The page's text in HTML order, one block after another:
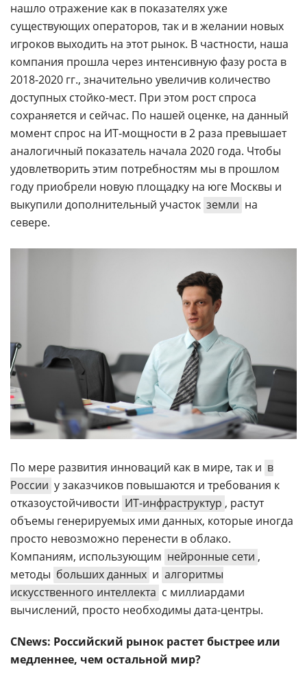
нашло отражение как в показателях уже
существующих операторов, так и в желании новых
игроков выходить на этот рынок. В частности, наша
компания прошла через интенсивную фазу роста в
2018-2020 гг., значительно увеличив количество
доступных стойко-мест. При этом рост спроса
сохраняется и сейчас. По нашей оценке, на данный
момент спрос на ИТ-мощности в 2 раза превышает
аналогичный показатель начала 2020 года. Чтобы
удовлетворить этим потребностям мы в прошлом
году приобрели новую площадку на юге Москвы и
выкупили дополнительный участок земли на
севере.
По мере развития инноваций как в мире, так и в
России у заказчиков повышаются и требования к
отказоустойчивости ИТ-инфраструктур , растут
объемы генерируемых ими данных, которые иногда
просто невозможно перенести в облако.
Компаниям, использующим нейронные сети ,
методы больших данных и алгоритмы
искусственного интеллекта с миллиардами
вычислений, просто необходимы дата-центры.
CNews: Российский рынок растет быстрее или
медленнее, чем остальной мир?